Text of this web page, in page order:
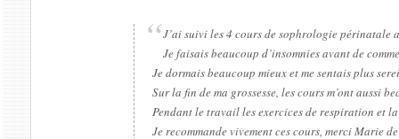
J’ai suivi les 4 cours de sophrologie périnatale
Je faisais beaucoup d’insomnies avant de
Je dormais beaucoup mieux et me sentais plus
Sur la fin de ma grossesse, les cours m’ont aussi
Pendant le travail les exercices de respiration et
Je recommande vivement ces cours, merci Marie